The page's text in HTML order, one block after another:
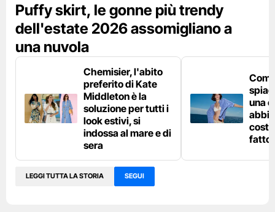
Puffy skirt, le gonne più trendy
dell'estate 2026 assomigliano a
una nuvola
Chemisier, l'abito
preferito di Kate
Middleton è la
soluzione per tutti i
look estivi, si
indossa al mare e di
sera
una
fatto
LEGGI TUTTA LA STORIA SEGUI